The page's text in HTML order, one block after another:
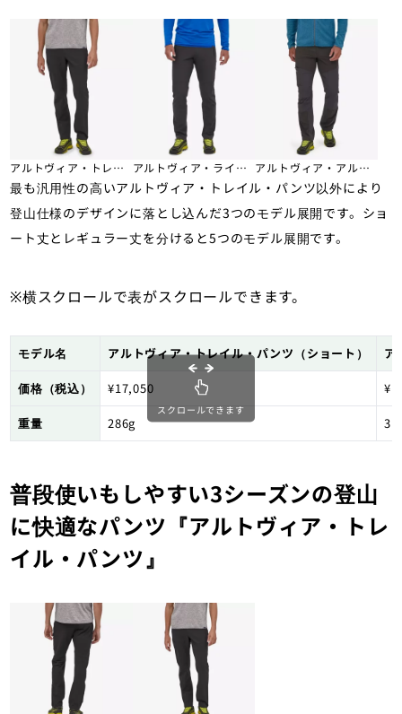
アルトヴィア・トレイ
ル・パンツ
アルトヴィア・ライ
ト・アルパイン・パン
ツ
アルトヴィア・アルパ
イン・パンツ
最も汎用性の高いアルトヴィア・トレイル・パンツ以外により
登山仕様のデザインに落とし込んだ3つのモデル展開です。ショ
ート丈とレギュラー丈を分けると5つのモデル展開です。
※横スクロールで表がスクロールできます。
モデル名 アルトヴィア・トレイル・パンツ（ショート） ア
価格（税込） ¥17,050
重量 286g
スクロールできます
普段使いもしやすい3シーズンの登山
に快適なパンツ『アルトヴィア・トレ
イル・パンツ』